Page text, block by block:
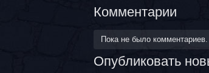
Комментарии
Пока не было комментариев.
Опубликовать